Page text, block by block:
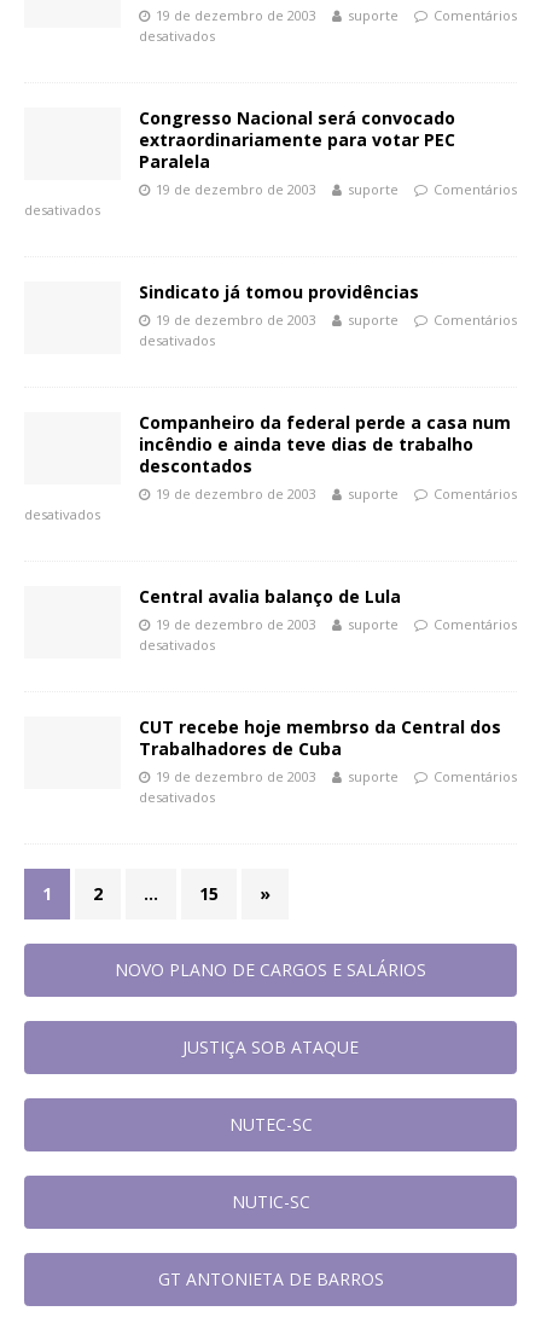
19 de dezembro de 2003 suporte
Comentários
desativados
Congresso Nacional será convocado
extraordinariamente para votar PEC
Paralela
19 de dezembro de 2003 suporte
Comentários
desativados
Sindicato já tomou providências
19 de dezembro de 2003 suporte
Comentários
desativados
Companheiro da federal perde a casa num
incêndio e ainda teve dias de trabalho
descontados
19 de dezembro de 2003 suporte
Comentários
desativados
Central avalia balanço de Lula
19 de dezembro de 2003 suporte
Comentários
desativados
CUT recebe hoje membrso da Central dos
Trabalhadores de Cuba
19 de dezembro de 2003 suporte
Comentários
desativados
1 2 … 15 »
NOVO PLANO DE CARGOS E SALÁRIOS
JUSTIÇA SOB ATAQUE
NUTEC-SC
NUTIC-SC
GT ANTONIETA DE BARROS